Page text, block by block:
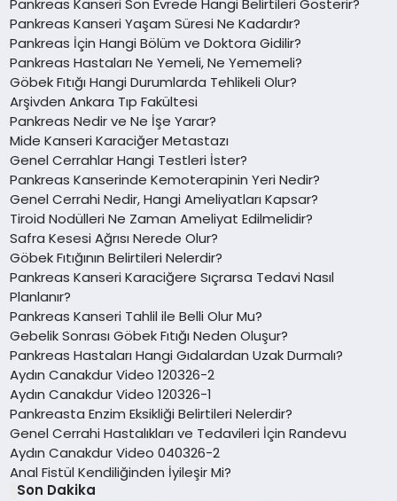
Pankreas Kanseri Yaşam Süresi Ne Kadardır?
Pankreas İçin Hangi Bölüm ve Doktora Gidilir?
Pankreas Hastaları Ne Yemeli, Ne Yememeli?
Göbek Fıtığı Hangi Durumlarda Tehlikeli Olur?
Arşivden Ankara Tıp Fakültesi
Pankreas Nedir ve Ne İşe Yarar?
Mide Kanseri Karaciğer Metastazı
Genel Cerrahlar Hangi Testleri İster?
Pankreas Kanserinde Kemoterapinin Yeri Nedir?
Genel Cerrahi Nedir, Hangi Ameliyatları Kapsar?
Tiroid Nodülleri Ne Zaman Ameliyat Edilmelidir?
Safra Kesesi Ağrısı Nerede Olur?
Göbek Fıtığının Belirtileri Nelerdir?
Pankreas Kanseri Karaciğere Sıçrarsa Tedavi Nasıl
Planlanır?
Pankreas Kanseri Tahlil ile Belli Olur Mu?
Gebelik Sonrası Göbek Fıtığı Neden Oluşur?
Pankreas Hastaları Hangi Gıdalardan Uzak Durmalı?
Aydın Canakdur Video 120326-2
Aydın Canakdur Video 120326-1
Pankreasta Enzim Eksikliği Belirtileri Nelerdir?
Genel Cerrahi Hastalıkları ve Tedavileri İçin Randevu
Aydın Canakdur Video 040326-2
Anal Fistül Kendiliğinden İyileşir Mi?
Son Dakika